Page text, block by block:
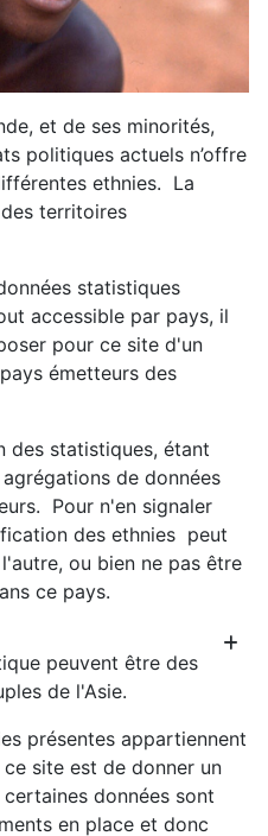
et de ses minorités,
politiques actuels n’offre
ethnies. La
territoires
statistiques
accessible par pays, il
pour ce site d'un
émetteurs des
des statistiques, étant
de données
Pour n'en signaler
des ethnies peut
ou bien ne pas être
ce pays.
peuvent être des
de l'Asie.
présentes appartiennent
site est de donner un
données sont
en place et donc